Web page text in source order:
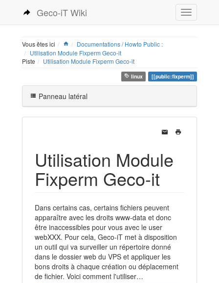
Geco-iT Wiki
Vous êtes ici
Documentations / Howto Public :
Utilisation Module Fixperm Geco-it
Piste
Utilisation Module Fixperm Geco-it
linux [[public:fixperm]]
Panneau latéral
Utilisation Module
Fixperm Geco-it
Dans certains cas, certains fichiers peuvent
apparaître avec les droits www-data et donc
être inaccessibles pour vous avec le user
webXXX. Pour cela, Geco-iT met à disposition
un outil qui va surveiller un répertoire donné
dans le dossier web du VPS et appliquer les
bons droits à chaque création ou déplacement
de fichier. Voici comment l'utiliser…